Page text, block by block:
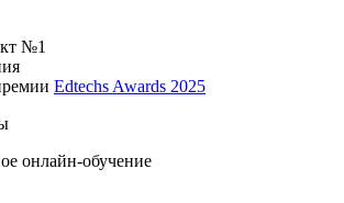
№1
Edtechs Awards 2025
онлайн-обучение